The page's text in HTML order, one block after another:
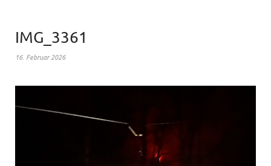
IMG_3361
16. Februar 2026